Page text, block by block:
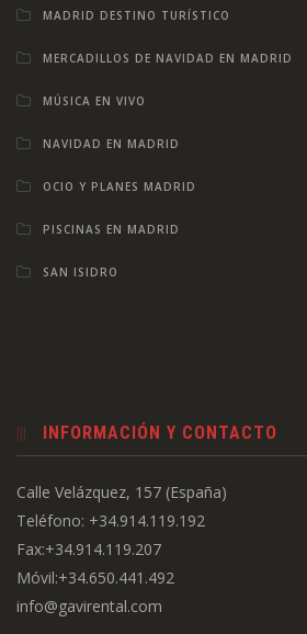
MADRID DESTINO TURÍSTICO
MERCADILLOS DE NAVIDAD EN MADRID
MÚSICA EN VIVO
NAVIDAD EN MADRID
OCIO Y PLANES MADRID
PISCINAS EN MADRID
SAN ISIDRO
INFORMACIÓN Y CONTACTO
Calle Velázquez, 157 (España)
Teléfono: +34.914.119.192
Fax:+34.914.119.207
Móvil:+34.650.441.492
info@gavirental.com